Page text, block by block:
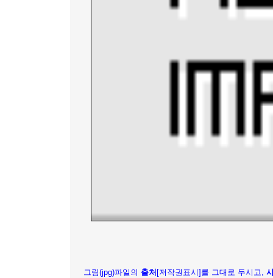
그림(jpg)파일의 출처 [저작권표시]를 그대로 두시고,